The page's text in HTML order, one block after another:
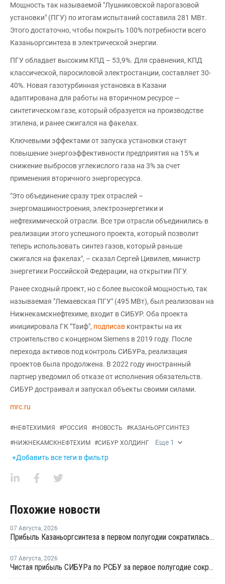
Мощность так называемой "Лушниковской парогазовой
установки" (ПГУ) по итогам испытаний составила 281 МВт.
Этого достаточно, чтобы покрыть 100% потребности всего
Казаньоргсинтеза в электрической энергии.
ПГУ обладает высоким КПД – 53,9%. Для сравнения, КПД
классической, паросиловой электростанции, составляет 30-
40%. Новая газотурбинная установка в Казани
адаптирована для работы на вторичном ресурсе —
синтетическом газе, который образуется на производстве
этилена, и ранее сжигался на факелах.
Ключевыми эффектами от запуска установки станут
повышение энергоэффективности предприятия на 15% и
снижение выбросов углекислого газа на 3% за счет
применения вторичного энергоресурса.
"Это объединение сразу трех отраслей –
энергомашиностроения, электроэнергетики и
нефтехимической отрасли. Все три отрасли объединились в
реализации этого успешного проекта, который позволит
теперь использовать синтез газов, который раньше
сжигался на факелах", – сказал Сергей Цивилев, министр
энергетики Российской Федерации, на открытии ПГУ.
Ранее сходный проект, но с более высокой мощностью, так
называемая "Лемаевская ПГУ" (495 МВт), был реализован на
Нижнекамскнефтехиме, входит в СИБУР. Оба проекта
инициировала ГК "Таиф", подписав контракты на их
строительство с концерном Siemens в 2019 году. После
перехода активов под контроль СИБУРа, реализация
проектов была продолжена. В 2022 году иностранный
партнер уведомил об отказе от исполнения обязательств.
СИБУР достраивал и запускал объекты своими силами.
mrc.ru
#НЕФТЕХИМИЯ #РОССИЯ #НОВОСТЬ #КАЗАНЬОРГСИНТЕЗ
#НИЖНЕКАМСКНЕФТЕХИМ #СИБУР ХОЛДИНГ Еще 1
+Добавить все теги в фильтр
Похожие новости
07 Августа, 2026
Прибыль Казаньоргсинтеза в первом полугодии сократилась более чем в 2 раза
07 Августа, 2026
Чистая прибыль СИБУРа по РСБУ за первое полугодие сократилась в 3,6 раза